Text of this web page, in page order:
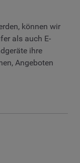
können wir
als auch E-
ihre
Angeboten